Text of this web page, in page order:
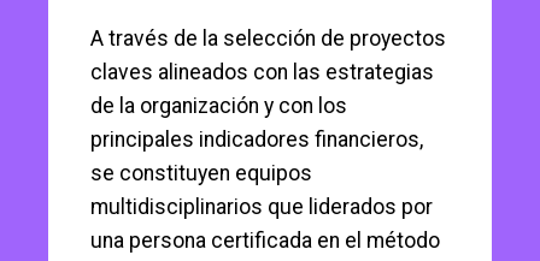
A través de la selección de proyectos
claves alineados con las estrategias
de la organización y con los
principales indicadores financieros,
se constituyen equipos
multidisciplinarios que liderados por
una persona certificada en el método